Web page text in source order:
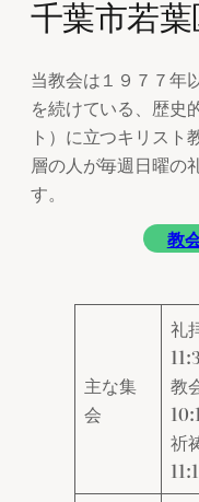
千葉市若
当教会は１９７７年
を続けている、歴史
ト）に立つキリスト
層の人が毎週日曜の
す。
教
主な集
会
教
祈